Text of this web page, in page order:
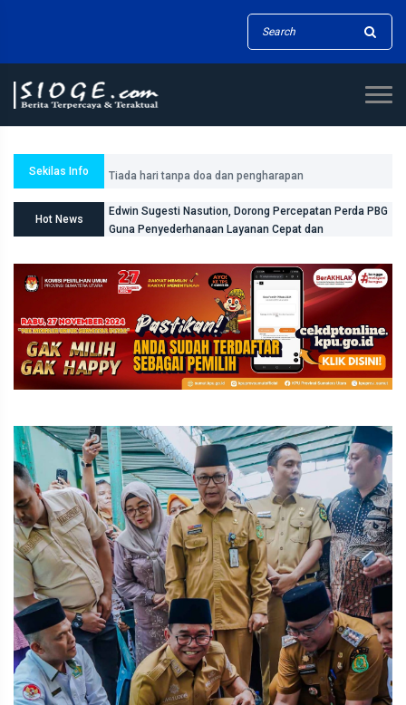
Sekilas Info
Hot News
Edwin Sugesti Nasution, Dorong Percepatan Perda PBG
Guna Penyederhanaan Layanan Cepat dan